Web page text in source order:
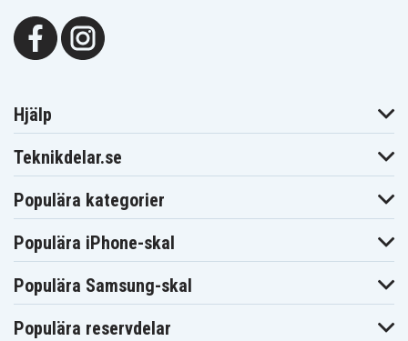
Hjälp
Teknikdelar.se
Populära kategorier
Populära iPhone-skal
Populära Samsung-skal
Populära reservdelar